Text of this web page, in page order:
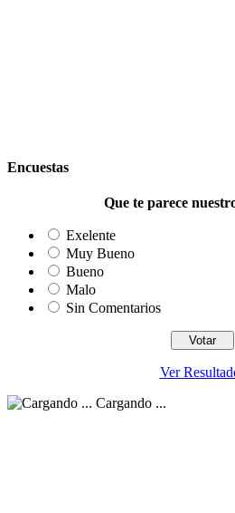
Encuestas
Que te parece
Exelente
Muy Bueno
Bueno
Malo
Sin Comentarios
Ver
Cargando ...